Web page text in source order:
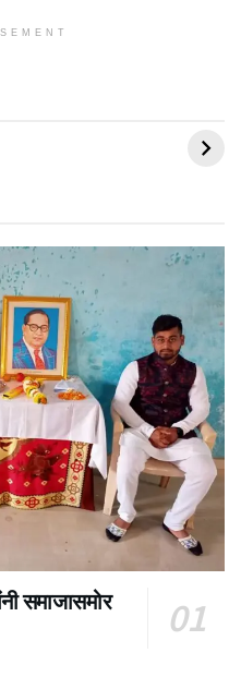
समाजासमोर